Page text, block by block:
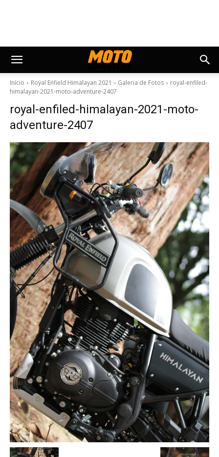
Início Royal Enfield Himalayan 2021 – Galeria de Fotos
royal-enfiled-
himalayan-2021-moto-adventure-2407
royal-enfiled-himalayan-2021-moto-
adventure-2407